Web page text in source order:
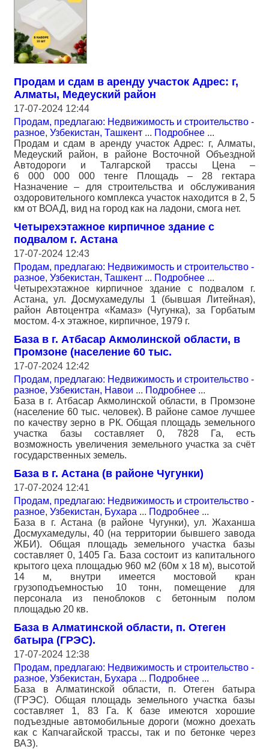
Продам и сдам в аренду участок Адрес: г,
Алматы, Медеуский район
17-07-2024 12:44
Продам, предлагаю: Недвижимость и строительство -
разное, Узбекистан, Ташкент ... Подробнее ...
Продам и сдам в аренду участок Адрес: г, Алматы,
Медеуский район, в районе Восточной Объездной
Автодороги и Талгарской трассы Цена –
6 000 000 000 тенге Площадь – 28 гектара
Назначение – для строительства и обслуживания
оздоровительного комплекса участок находится в 2, 5
км от ВОАД, вид на город как на ладони, смога нет.
Четырехэтажное кирпичное здание с
подвалом г. Астана
17-07-2024 12:43
Продам, предлагаю: Недвижимость и строительство -
разное, Узбекистан, Ташкент ... Подробнее ...
Четырехэтажное кирпичное здание с подвалом г.
Астана, ул. Досмухамедулы 1 (бывшая Литейная),
район Автоцентра «Камаз» (Чугунка), за Горбатым
мостом. 4-х этажное, кирпичное, 1979 г.
База в г. Атбасар Акмолинской области, в
Промзоне (население 60 тыс.
17-07-2024 12:42
Продам, предлагаю: Недвижимость и строительство -
разное, Узбекистан, Навои ... Подробнее ...
База в г. Атбасар Акмолинской области, в Промзоне
(население 60 тыс. человек). В районе самое лучшее
по качеству зерно в РК. Общая площадь земельного
участка базы составляет 0, 7828 Га, есть
возможность увеличения земельного участка за счёт
государственных земель.
База в г. Астана (в районе Чугунки)
17-07-2024 12:41
Продам, предлагаю: Недвижимость и строительство -
разное, Узбекистан, Бухара ... Подробнее ...
База в г. Астана (в районе Чугунки), ул. Жаханша
Досмухамедулы, 40 (на территории бывшего завода
ЖБИ). Общая площадь земельного участка базы
составляет 0, 1405 Га. База состоит из капитального
крытого цеха площадью 960 м2 (60м х 18 м), высотой
14 м, внутри имеется мостовой кран
грузоподъемностью 10 тонн, помещение для
персонала из пеноблоков с бетонным полом
площадью 20 кв.
База в Алматинской области, п. Отеген
батыра (ГРЭС).
17-07-2024 12:38
Продам, предлагаю: Недвижимость и строительство -
разное, Узбекистан, Бухара ... Подробнее ...
База в Алматинской области, п. Отеген батыра
(ГРЭС). Общая площадь земельного участка базы
составляет 1, 83 Га. К базе имеются хорошие
подъездные автомобильные дороги (можно доехать
как с Капчагайской трассы, так и по бетонке через
ВАЗ).